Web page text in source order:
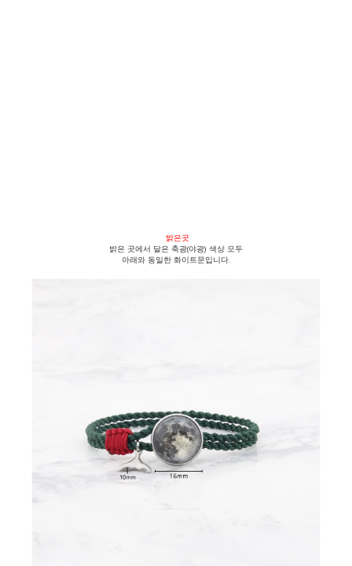
밝은곳
밝은 곳에서 달은 축광(야광) 색상 모두
아래와 동일한 화이트문입니다.